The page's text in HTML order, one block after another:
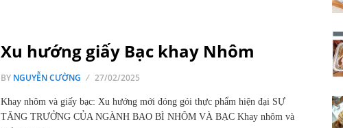
Xu hướng giấy Bạc khay Nhôm
BY NGUYỄN CƯỜNG 27/02/2025
Khay nhôm và giấy bạc: Xu hướng mới đóng gói thực phẩm hiện đại SỰ
TĂNG TRƯỞNG CỦA NGÀNH BAO BÌ NHÔM VÀ BẠC Khay nhôm và